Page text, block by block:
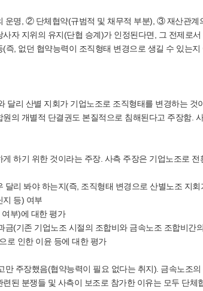
운명, ② 단체협약(규범적 및 채무적 부분), ③ 재산관계
자 지위의 유지(단협 승계)가 인정된다면, 그 전제로
즉, 없던 협약능력이 조직형태 변경으로 생길 수 있는지
리 산별 지회가 기업노조로 조직형태를 변경하는 것
의 개별적 단결권도 본질적으로 침해된다고 주장함.
하기 위한 것이라는 주장. 사측 주장은 기업노조로
리 봐야 하는지(즉, 조직형태 변경으로 산별노조 지
지 등) 여부
부)에 대한 평가
(기존 기업노조 시절의 조합비와 금속노조 조합비간
로 인한 이윤 등에 대한 평가
주장했음(협약능력이 필요 없다는 취지). 금속노조
된 분쟁들 및 사측이 보조로 참가한 이유는 모두 단체